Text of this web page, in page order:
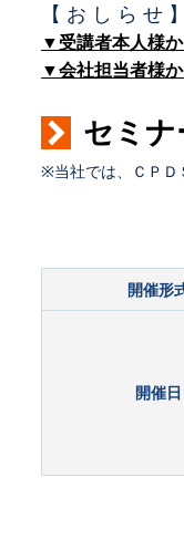
【 お し ら せ 】
▼受講者本人様
▼会社担当者様
セミ
※当社では、ＣＰＤ
開催形
開催日